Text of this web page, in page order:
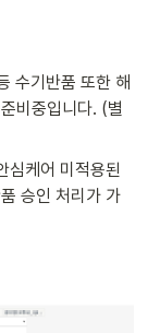
수기반품 또한 해
비중입니다. (별
심케어 미적용된
승인 처리가 가